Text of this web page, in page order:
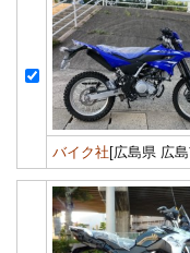
バイク社 [広島県 広